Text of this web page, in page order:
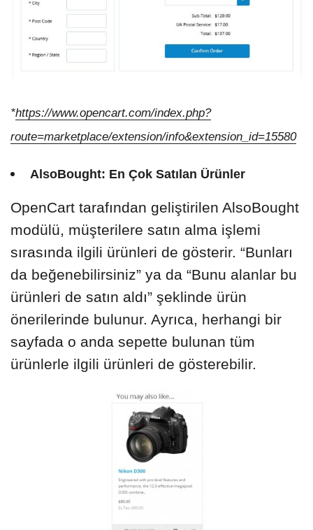
*https://www.opencart.com/index.php?
route=marketplace/extension/info&extension_id=15580
AlsoBought: En Çok Satılan Ürünler
OpenCart tarafından geliştirilen AlsoBought
modülü, müşterilere satın alma işlemi
sırasında ilgili ürünleri de gösterir. “Bunları
da beğenebilirsiniz” ya da “Bunu alanlar bu
ürünleri de satın aldı” şeklinde ürün
önerilerinde bulunur. Ayrıca, herhangi bir
sayfada o anda sepette bulunan tüm
ürünlerle ilgili ürünleri de gösterebilir.